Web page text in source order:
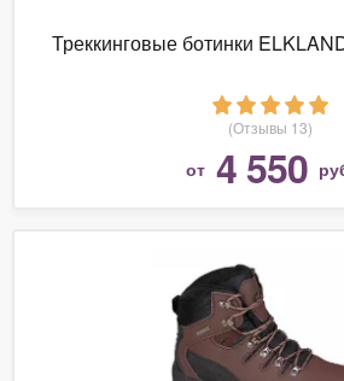
Треккинговые ботинки
(Отзывы 13)
от 4 550